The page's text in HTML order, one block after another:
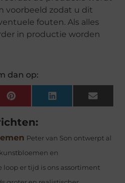
voorbeeld zodat u dit
fouten. Als alles
in productie worden
dan op:
PinterestLinkedIn Email
Peter van Son ontwerpt al
en
loop er tijd is ons assortiment